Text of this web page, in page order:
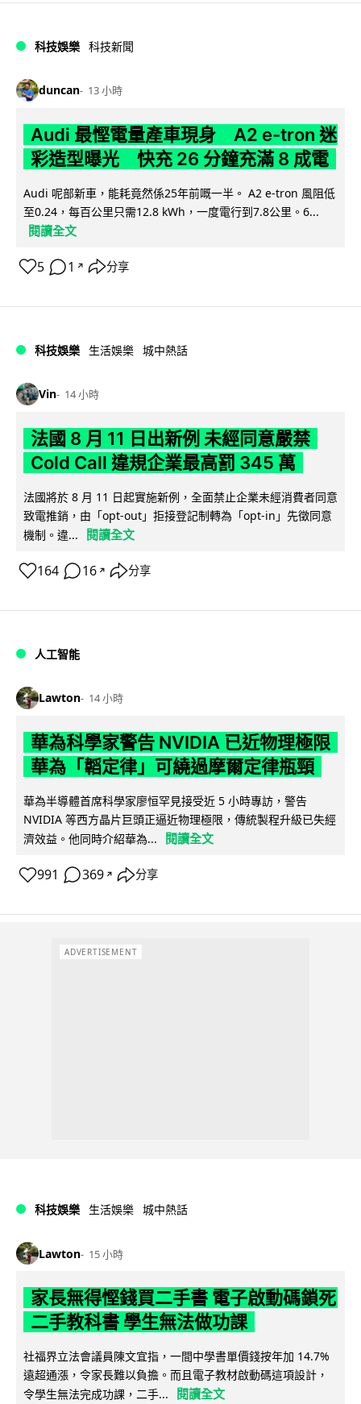
科技娛樂 科技新聞
duncan 13 小時
Audi 最慳電量產車現身 A2 e-tron 迷
彩造型曝光 快充 26 分鐘充滿 8 成電
Audi 呢部新車，能耗竟然係25年前嘅一半。 A2 e-tron 風阻低
至0.24，每百公里只需12.8 kWh，一度電行到7.8公里。6...
閱讀全文
5 1 ↗ 分享
科技娛樂 生活娛樂 城中熱話
Vin 14 小時
法國 8 月 11 日出新例 未經同意嚴禁
Cold Call 違規企業最高罰 345 萬
法國將於 8 月 11 日起實施新例，全面禁止企業未經消費者同意
致電推銷，由「opt-out」拒接登記制轉為「opt-in」先徵同意
機制。違...
閱讀全文
164 16 ↗ 分享
人工智能
Lawton 14 小時
華為科學家警告 NVIDIA 已近物理極限
華為「韜定律」可繞過摩爾定律瓶頸
華為半導體首席科學家廖恒罕見接受近 5 小時專訪，警告
NVIDIA 等西方晶片巨頭正逼近物理極限，傳統製程升級已失經
濟效益。他同時介紹華為...
閱讀全文
991 369 ↗ 分享
ADVERTISEMENT
科技娛樂 生活娛樂 城中熱話
Lawton 15 小時
家長無得慳錢買二手書 電子啟動碼鎖死
二手教科書 學生無法做功課
社福界立法會議員陳文宜指，一間中學書單價錢按年加 14.7%
遠超通漲，令家長難以負擔。而且電子教材啟動碼這項設計，
令學生無法完成功課，二手...
閱讀全文